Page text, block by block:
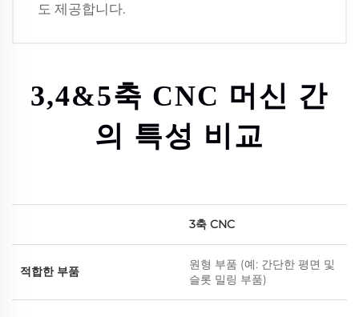
도 제공합니다.
3,4&5축 CNC 머신 간
의 특성 비교
3축 CNC
적합한 부품
원형 부품 (예: 간단한 평면 및
슬롯 밀링 부품)